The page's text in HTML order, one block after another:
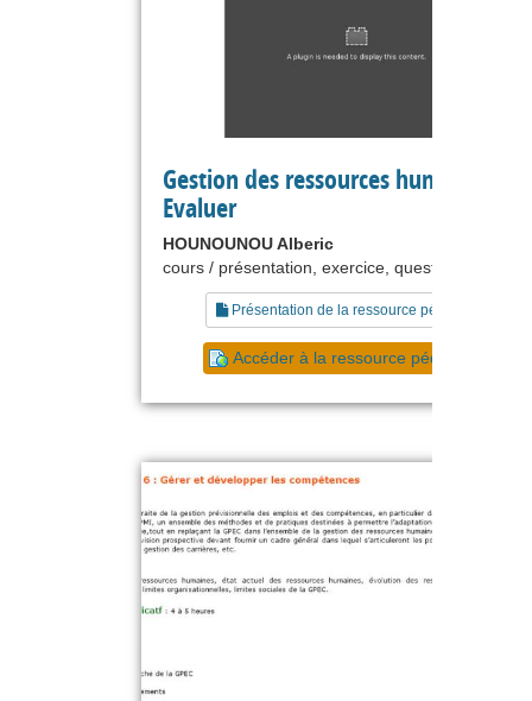
Gestion des ressources humaines :
Evaluer
HOUNOUNOU Alberic
cours / présentation, exercice, questionnaire
Présentation de la ressource pédagogique
Accéder à la ressource pédagogique